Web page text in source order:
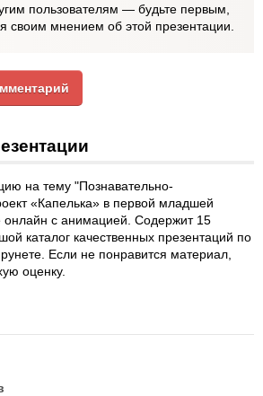
пользователям — будьте первым,
своим мнением об этой презентации.
на тему "Познавательно-
«Капелька» в первой младшей
с анимацией. Содержит 15
каталог качественных презентаций по
Если не понравится материал,
оценку.